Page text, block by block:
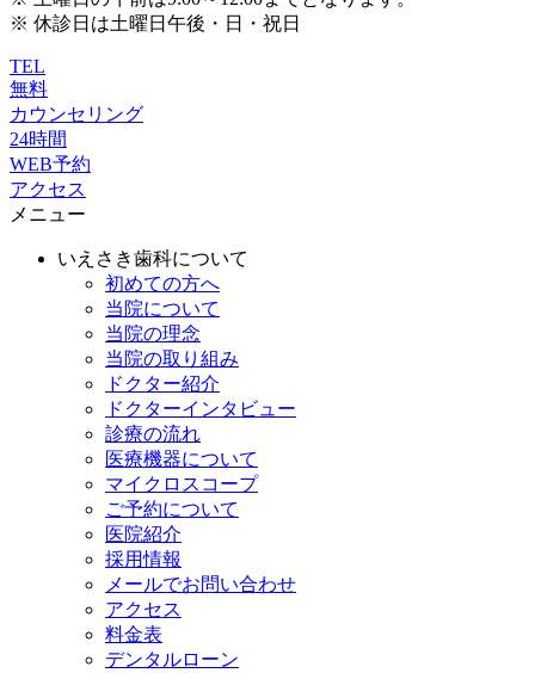
※ 休診日は土曜日午後・日・祝日
TEL
無料
カウンセリング
24時間
WEB予約
アクセス
メニュー
いえさき歯科について
初めての方へ
当院について
当院の理念
当院の取り組み
ドクター紹介
ドクターインタビュー
診療の流れ
医療機器について
マイクロスコープ
ご予約について
医院紹介
採用情報
メールでお問い合わせ
アクセス
料金表
デンタルローン